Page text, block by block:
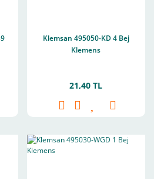
Klemsan 495050-KD 4 Bej
Klemens
21,40 TL